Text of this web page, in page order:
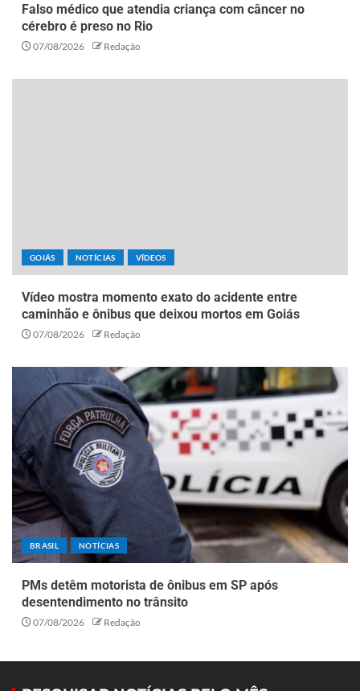
Falso médico que atendia criança com câncer no
cérebro é preso no Rio
07/08/2026 Redação
GOIÁS NOTÍCIAS VÍDEOS
Vídeo mostra momento exato do acidente entre
caminhão e ônibus que deixou mortos em Goiás
07/08/2026 Redação
BRASIL NOTÍCIAS
PMs detêm motorista de ônibus em SP após
desentendimento no trânsito
07/08/2026 Redação